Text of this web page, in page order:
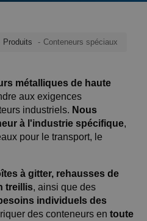
Produits Conteneurs spéciaux
métalliques de haute
aux exigences
industriels. Nous
à l'industrie spécifique,
pour le transport, le
à gitter, rehausses de
treillis, ainsi que des
individuels des
des conteneurs en toute